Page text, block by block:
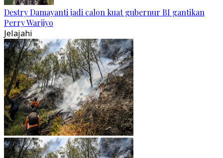
Destry Damayanti jadi calon kuat gubernur BI gantikan
Perry Warjiyo
Jelajahi